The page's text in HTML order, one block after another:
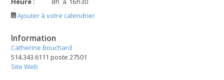
Ajouter à votre calendrier
Information
Catherine Bouchard
514.343.6111 poste 27501
Site Web